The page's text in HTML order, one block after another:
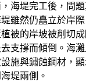
海堤完工後，問
雖然仍矗立於岸
被的岸坡被削切
支撐而傾倒。海
施與鏽蝕鋼材，
堤兩側。